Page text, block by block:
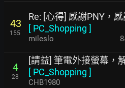
43
155
Re: [心得] 感謝PNY，
[ PC_Shopping ]
mileslo
4
28
[請益] 筆電外接螢幕，
[ PC_Shopping ]
CHB1980